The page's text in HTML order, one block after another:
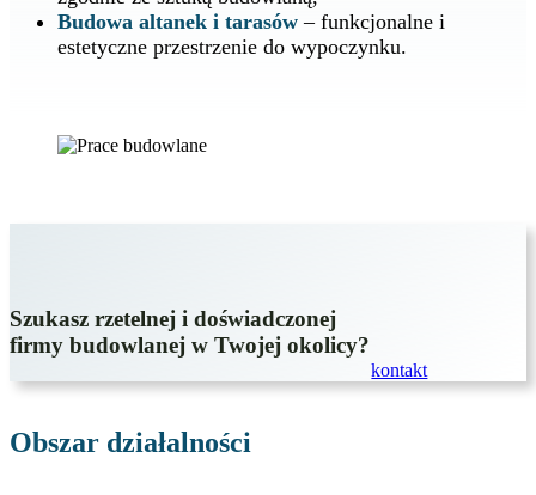
Budowa altanek i tarasów – funkcjonalne i
estetyczne przestrzenie do wypoczynku.
Szukasz rzetelnej i doświadczonej
firmy budowlanej w Twojej okolicy?
kontakt
Obszar działalności